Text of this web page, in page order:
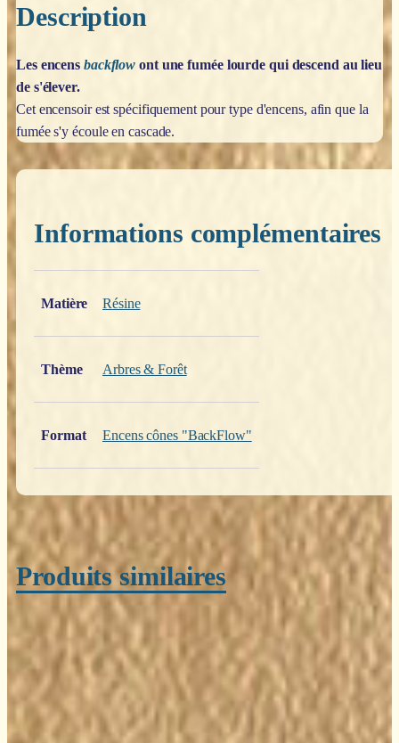
Description
Les encens backflow ont une fumée lourde qui descend au lieu
de s'élever.
Cet encensoir est spécifiquement pour type d'encens, afin que la
fumée s'y écoule en cascade.
Informations complémentaires
Matière
Résine
Thème Arbres & Forêt
Format Encens cônes "BackFlow"
Produits similaires